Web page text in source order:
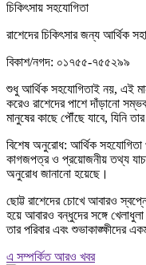
চিকিৎসায় সহযোগিতা
রাশেদের চিকিৎসার জন্য আর্থিক
বিকাশ/নগদ: ০১৭৫৫-৭৫৫২৯৯
শুধু আর্থিক সহযোগিতাই নয়, এই
করেও রাশেদের পাশে দাঁড়ানো
মানুষের কাছে পৌঁছে যাবে, যিনি
বিশেষ অনুরোধ: আর্থিক সহযোগিতা
কাগজপত্র ও প্রয়োজনীয় তথ্য
অনুরোধ জানানো হয়েছে।
ছোট্ট রাশেদের চোখে আবারও
হয়ে আবারও বন্ধুদের সঙ্গে
তার পরিবার এবং শুভাকাঙ্ক্ষীদের
এ সম্পর্কিত আরও খবর